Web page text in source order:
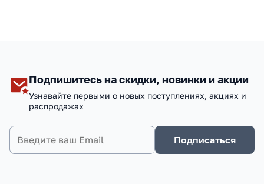
Подпишитесь на скидки, новинки и акции
Узнавайте первыми о новых поступлениях, акциях и
распродажах
Подписаться